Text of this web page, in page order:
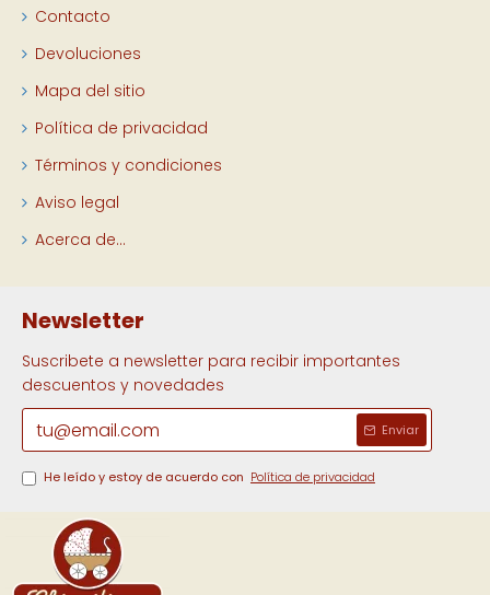
Contacto
Devoluciones
Mapa del sitio
Política de privacidad
Términos y condiciones
Aviso legal
Acerca de...
Newsletter
Suscribete a newsletter para recibir importantes
descuentos y novedades
Enviar
He leído y estoy de acuerdo con Política de privacidad